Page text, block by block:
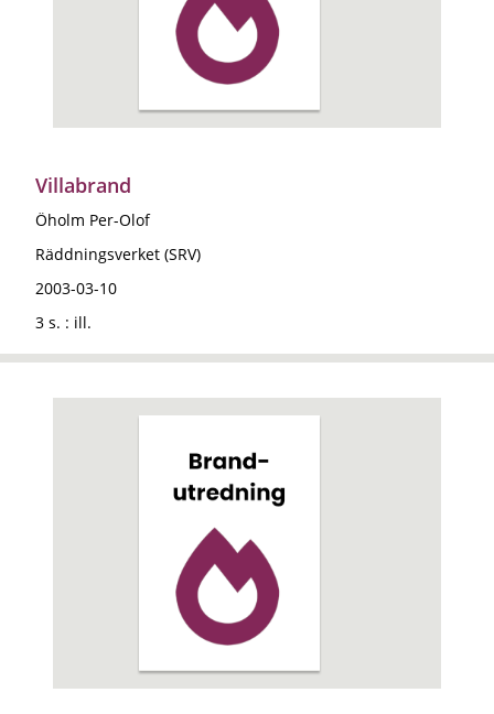
Villabrand
Öholm Per-Olof
Räddningsverket (SRV)
2003-03-10
3 s. : ill.